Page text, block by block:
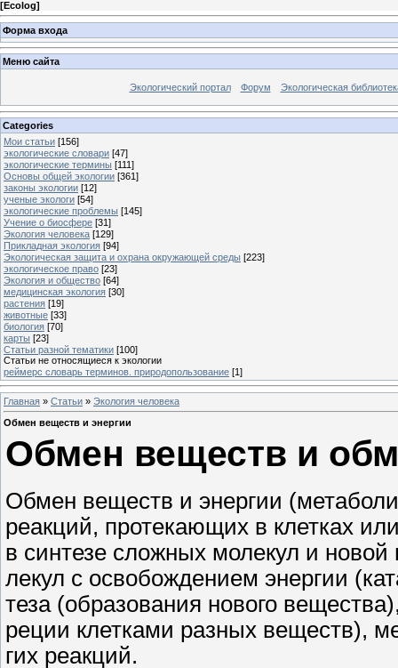
[Ecolog]
Форма входа
Меню сайта
Экологический портал Форум Экологическая
Categories
Мои статьи [156]
экологические словари [47]
экологические термины [111]
Основы общей экологии [361]
законы экологии [12]
ученые экологи [54]
экологические проблемы [145]
Учение о биосфере [31]
Экология человека [129]
Прикладная экология [94]
Экологическая защита и охрана окружающей среды [223]
экологическое право [23]
Экология и общество [64]
медицинская экология [30]
растения [19]
животные [33]
биология [70]
карты [23]
Статьи разной тематики [100]
Статьи не относящиеся к экологии
реймерс словарь терминов. природопользование [1]
Главная » Статьи » Экология человека
Обмен веществ и энергии
Обмен веществ и
Обмен веществ и энергии
реакций, протекающих в клетках
в синтезе сложных молекул и
лекул с освобождением энергии
теза (образования нового
реции клетками разных веществ),
гих реакций.